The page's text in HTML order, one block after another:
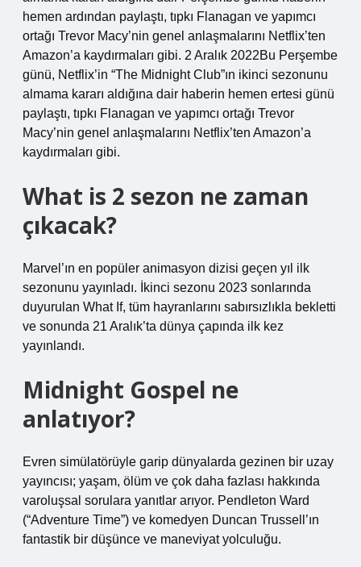
hemen ardından paylaştı, tıpkı Flanagan ve yapımcı
ortağı Trevor Macy’nin genel anlaşmalarını Netflix’ten
Amazon’a kaydırmaları gibi. 2 Aralık 2022Bu Perşembe
günü, Netflix’in “The Midnight Club”ın ikinci sezonunu
almama kararı aldığına dair haberin hemen ertesi günü
paylaştı, tıpkı Flanagan ve yapımcı ortağı Trevor
Macy’nin genel anlaşmalarını Netflix’ten Amazon’a
kaydırmaları gibi.
What is 2 sezon ne zaman
çıkacak?
Marvel’ın en popüler animasyon dizisi geçen yıl ilk
sezonunu yayınladı. İkinci sezonu 2023 sonlarında
duyurulan What If, tüm hayranlarını sabırsızlıkla bekletti
ve sonunda 21 Aralık’ta dünya çapında ilk kez
yayınlandı.
Midnight Gospel ne
anlatıyor?
Evren simülatörüyle garip dünyalarda gezinen bir uzay
yayıncısı; yaşam, ölüm ve çok daha fazlası hakkında
varoluşsal sorulara yanıtlar arıyor. Pendleton Ward
(“Adventure Time”) ve komedyen Duncan Trussell’ın
fantastik bir düşünce ve maneviyat yolculuğu.